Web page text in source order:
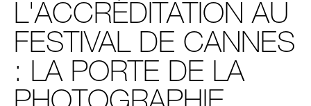
L'ACCRÉDITATION AU
FESTIVAL DE CANNES
: LA PORTE DE LA